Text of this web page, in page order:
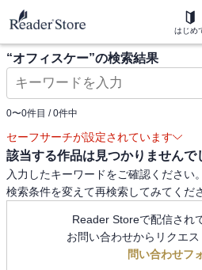
はじめ
“オフィスケー”の検索結果
0〜0件目 / 0件中
セーフサーチが設定されています
該当する作品は見つかりませんで
入力したキーワードをご確認ください。
検索条件を変えて再検索してみてくだ
Reader Storeで配信され
お問い合わせからリクエス
問い合わせフ